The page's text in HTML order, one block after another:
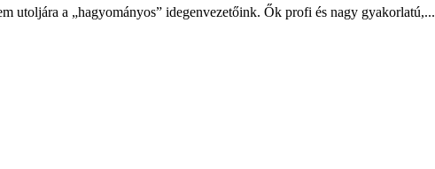
utoljára a „hagyományos” idegenvezetőink. Ők profi és nagy gyakorlatú,...